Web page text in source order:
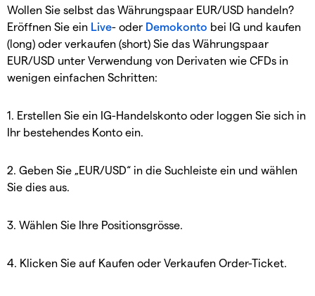
Wollen Sie selbst das Währungspaar EUR/USD handeln?
Eröffnen Sie ein Live- oder Demokonto bei IG und kaufen
(long) oder verkaufen (short) Sie das Währungspaar
EUR/USD unter Verwendung von Derivaten wie CFDs in
wenigen einfachen Schritten:
1. Erstellen Sie ein IG-Handelskonto oder loggen Sie sich in
Ihr bestehendes Konto ein.
2. Geben Sie „EUR/USD“ in die Suchleiste ein und wählen
Sie dies aus.
3. Wählen Sie Ihre Positionsgrösse.
4. Klicken Sie auf Kaufen oder Verkaufen Order-Ticket.